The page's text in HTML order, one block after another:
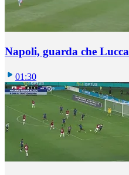
Napoli, guarda che Lucca
01:30